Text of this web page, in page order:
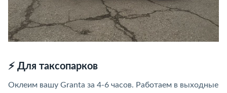
⚡ Для таксопарков
Оклеим вашу Granta за 4-6 часов. Работаем в выходные